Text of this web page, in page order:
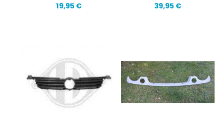
19,95 € 39,95 €